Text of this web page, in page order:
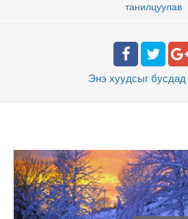
танилцуулав
Энэ хуудсыг бусдад